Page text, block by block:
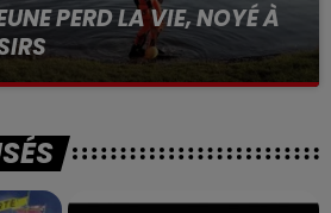
PERD LA VIE, NOYÉ À
à pic